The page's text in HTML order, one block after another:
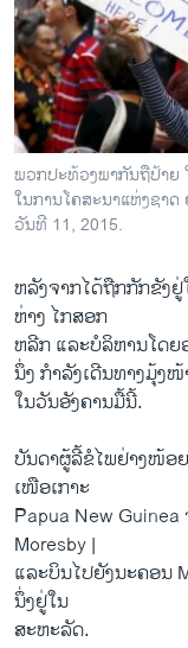
ຊຸມຊົນຊາວລາວ
ວິທະຍາສາດ-ເທັກໂນໂ
ທຸລະກິດ
ພາສາອັງກິດ
ວີດີໂອ
ສຽງ
ລາຍການກະຈາຍສຽງ
ລາຍງານ
ຕິດຕາມພວກເຮົາ ທີ່
ພາສາຕ່າງໆ
ພວກປະທ້ວງພາກັນຖືປ້າ
ໃນການໂຄສະນາແຫ່ງຊາດ
ວັນທີ 11, 2015.
ຫລັງ​ຈາ​ກ​ໄດ້​ຖືກ​ກັກ​ຂັງ​
ຫ່າງ ໄກສອກ
ຫລີກ ແລະບໍລິຫານ​ໂດຍ​
ນຶ່ງ ກໍາລັງ​ເດີນທາງມຸ້ງ​
ໃນ​ວັນ​ອັງຄານ​ມື້​ນີ້.
ບັນ​ດາ​ຜູ້​ລີ້ຂໍ​ໄພ​ຢ່າງ​ໜ້ອ
ເໜືອ​ເກາະ
Papua New
Moresby ​|
ແລະບິນ​ໄປຍັງ​ນະຄອນ
ນຶ່ງຢູ່​ໃນ​
ສະຫະລັດ.